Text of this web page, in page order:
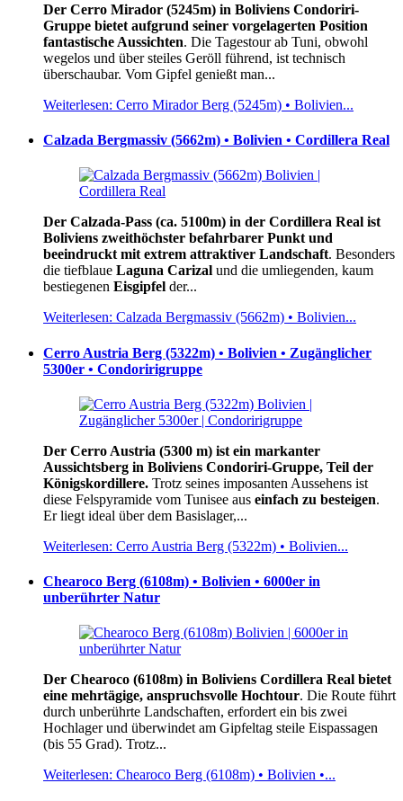
Der Cerro Mirador (5245m) in Boliviens Condoriri-
Gruppe bietet aufgrund seiner vorgelagerten Position
fantastische Aussichten. Die Tagestour ab Tuni, obwohl
wegelos und über steiles Geröll führend, ist technisch
überschaubar. Vom Gipfel genießt man...
Weiterlesen: Cerro Mirador Berg (5245m) • Bolivien...
Calzada Bergmassiv (5662m) • Bolivien • Cordillera Real
Der Calzada-Pass (ca. 5100m) in der Cordillera Real ist
Boliviens zweithöchster befahrbarer Punkt und
beeindruckt mit extrem attraktiver Landschaft. Besonders
die tiefblaue Laguna Carizal und die umliegenden, kaum
bestiegenen Eisgipfel der...
Weiterlesen: Calzada Bergmassiv (5662m) • Bolivien...
Cerro Austria Berg (5322m) • Bolivien • Zugänglicher
5300er • Condoririgruppe
Der Cerro Austria (5300 m) ist ein markanter
Aussichtsberg in Boliviens Condoriri-Gruppe, Teil der
Königskordillere. Trotz seines imposanten Aussehens ist
diese Felspyramide vom Tunisee aus einfach zu besteigen.
Er liegt ideal über dem Basislager,...
Weiterlesen: Cerro Austria Berg (5322m) • Bolivien...
Chearoco Berg (6108m) • Bolivien • 6000er in
unberührter Natur
Der Chearoco (6108m) in Boliviens Cordillera Real bietet
eine mehrtägige, anspruchsvolle Hochtour. Die Route führt
durch unberührte Landschaften, erfordert ein bis zwei
Hochlager und überwindet am Gipfeltag steile Eispassagen
(bis 55 Grad). Trotz...
Weiterlesen: Chearoco Berg (6108m) • Bolivien •...